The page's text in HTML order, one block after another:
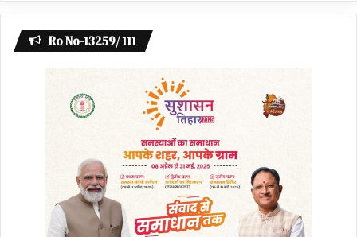
Ro No-13259/ 111